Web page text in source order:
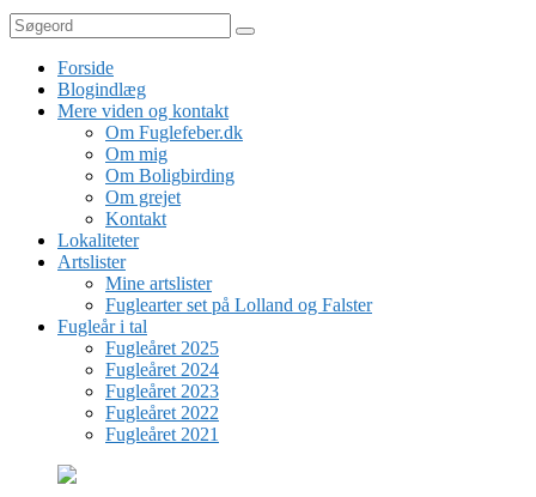
Søg
Forside
Blogindlæg
Mere viden og kontakt
Om Fuglefeber.dk
Om mig
Om Boligbirding
Om grejet
Kontakt
Lokaliteter
Artslister
Mine artslister
Fuglearter set på Lolland og Falster
Fugleår i tal
Fugleåret 2025
Fugleåret 2024
Fugleåret 2023
Fugleåret 2022
Fugleåret 2021